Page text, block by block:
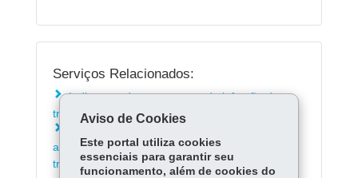
Serviços Relacionados:
Indicar condutor para auto de infração de
trânsito do Detran-PR
advertência por escrito para auto de infração de
trânsito do Detran-PR
Aviso de Cookies
Este portal utiliza cookies
essenciais para garantir seu
funcionamento, além de cookies do